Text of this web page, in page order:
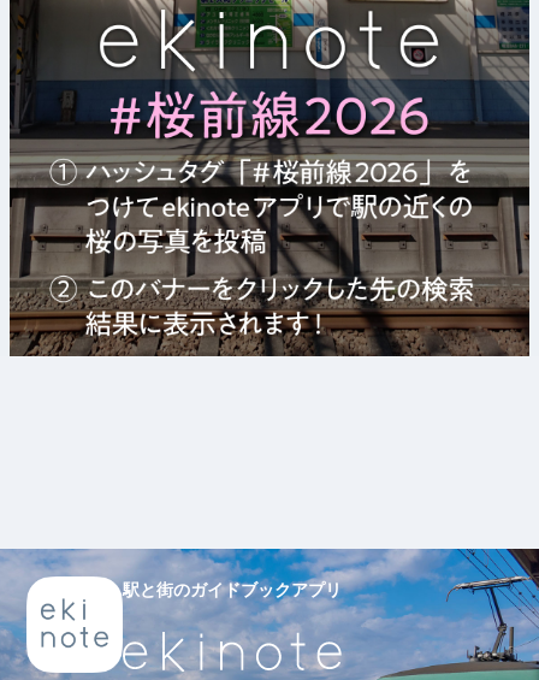
駅と街のガイドブックアプリ